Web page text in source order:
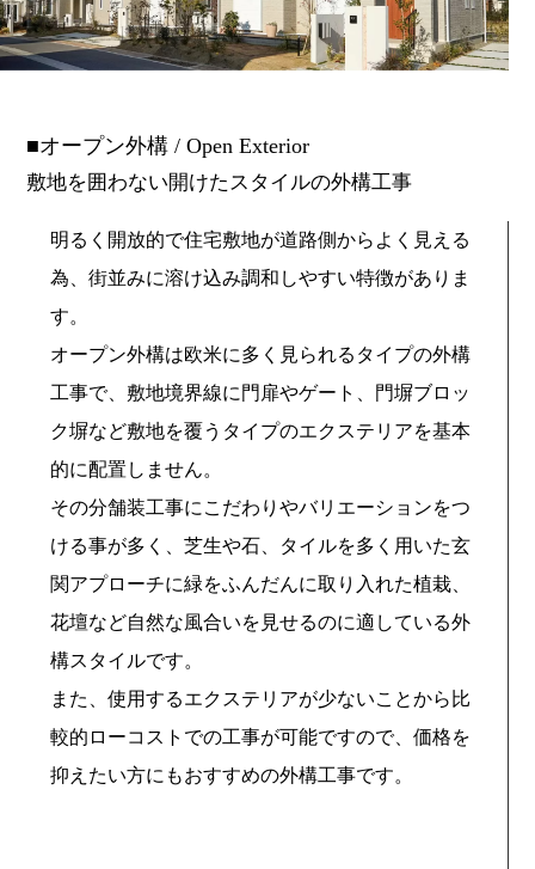
オープン外構 / Open Exterior
敷地を囲わない開けたスタイルの外構工事
明るく開放的で住宅敷地が道路側からよく見える
為、街並みに溶け込み調和しやすい特徴がありま
す。
オープン外構は欧米に多く見られるタイプの外構
工事で、敷地境界線に門扉やゲート、門塀ブロッ
ク塀など敷地を覆うタイプのエクステリアを基本
的に配置しません。
その分舗装工事にこだわりやバリエーションをつ
ける事が多く、芝生や石、タイルを多く用いた玄
関アプローチに緑をふんだんに取り入れた植栽、
花壇など自然な風合いを見せるのに適している外
構スタイルです。
また、使用するエクステリアが少ないことから比
較的ローコストでの工事が可能ですので、価格を
抑えたい方にもおすすめの外構工事です。